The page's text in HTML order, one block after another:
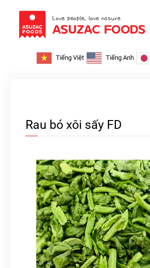
Tiếng Việt Tiếng Anh
Rau bó xôi sấy FD